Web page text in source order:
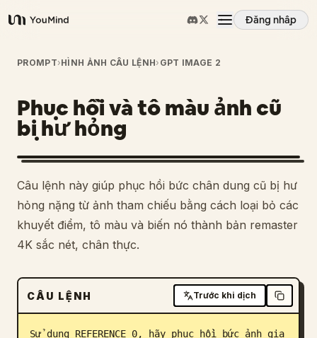
YouMind
Đăng nhập
Tổng quan
Các trường hợp sử dụng
Kỹ năng
Lời nhắc
Giá cả
Tải xuống
PROMPT›HÌNH ẢNH CÂU LỆNH› GPT IMAGE 2
Phục hồi và tô màu ảnh cũ
bị hư hỏng
1
Câu lệnh này giúp phục hồi bức chân dung cũ bị hư
hỏng nặng từ ảnh tham chiếu bằng cách loại bỏ các
khuyết điểm, tô màu và biến nó thành bản remaster
4K sắc nét, chân thực.
CÂU LỆNH Trước khi dịch
Sử dụng REFERENCE_0, hãy phục hồi bức ảnh gia